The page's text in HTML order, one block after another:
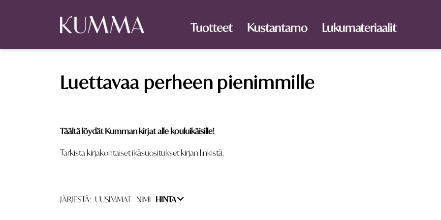
Tuotteet Kustantamo Lukumateriaalit
Luettavaa perheen pienimmille
Täältä löydät Kumman kirjat alle kouluikäisille!
Tarkista kirjakohtaiset ikäsuositukset kirjan linkistä.
JÄRJESTÄ: UUSIMMAT NIMI HINTA